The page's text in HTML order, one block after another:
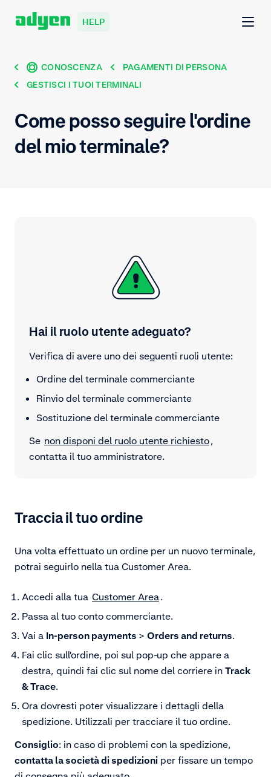
HELP
CONOSCENZA
PAGAMENTI DI PERSONA
GESTISCI I TUOI TERMINALI
Come posso seguire l'ordine
del mio terminale?
Hai il ruolo utente adeguato?
Verifica di avere uno dei seguenti ruoli utente:
Ordine del terminale commerciante
Rinvio del terminale commerciante
Sostituzione del terminale commerciante
Se non disponi del ruolo utente richiesto,
contatta il tuo amministratore.
Traccia il tuo ordine
Una volta effettuato un ordine per un nuovo terminale,
potrai seguirlo nella tua Customer Area.
Accedi alla tua Customer Area.
Passa al tuo conto commerciante.
Vai a In-person payments > Orders and returns.
Fai clic sull'ordine, poi sul pop-up che appare a
destra, quindi fai clic sul nome del corriere in Track
& Trace.
Ora dovresti poter visualizzare i dettagli della
spedizione. Utilizzali per tracciare il tuo ordine.
Consiglio: in caso di problemi con la spedizione,
contatta la società di spedizioni per fissare un tempo